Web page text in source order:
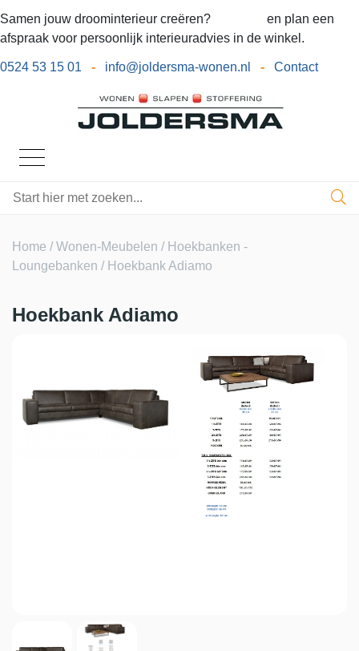
Samen jouw droominterieur creëren?
en plan een
afspraak voor persoonlijk interieuradvies in de winkel.
0524 53 15 01 - info@joldersma-wonen.nl - Contact
Home /Wonen-Meubelen / Hoekbanken -
Loungebanken / Hoekbank Adiamo
Hoekbank Adiamo